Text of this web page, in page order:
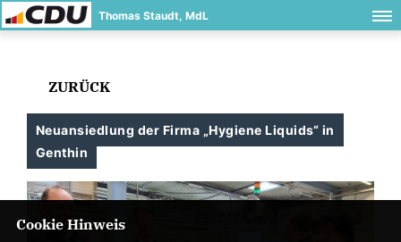
Thomas Staudt, MdL
ZURÜCK
Neuansiedlung der Firma „Hygiene Liquids“ in
Genthin
Cookie Hinweis